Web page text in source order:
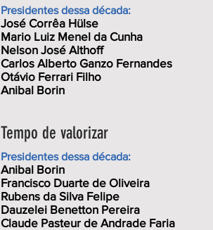
Presidentes dessa década:
José Corrêa Hülse
Mario Luiz Menel da Cunha
Nelson José Althoff
Carlos Alberto Ganzo Fernandes
Otávio Ferrari Filho
Anibal Borin
Tempo de valorizar
Presidentes dessa década:
Anibal Borin
Francisco Duarte de Oliveira
Rubens da Silva Felipe
Dauzelei Benetton Pereira
Claude Pasteur de Andrade Faria